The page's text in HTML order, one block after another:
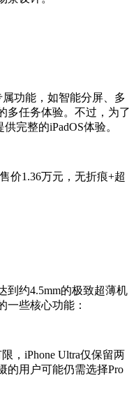
属功能，如智能分屏、多
多任务体验。不过，为了
完整的iPadOS体验。
到约4.5mm的极致超薄机
一些核心功能：
，iPhone Ultra仅保留两
的用户可能仍需选择Pro